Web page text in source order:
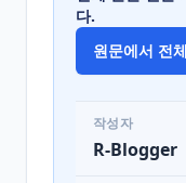
다.
원문에서 전
작성자
R-Blogger